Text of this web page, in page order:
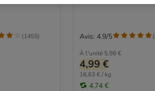
(1455)
À l'unité 5,98 €
4,99 €
16,63 € / kg
4,74 €
Avis: 4.9/5 (